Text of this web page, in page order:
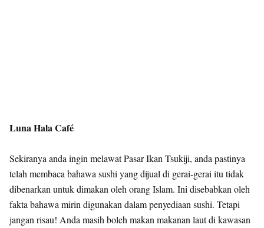
Luna Hala Café
Sekiranya anda ingin melawat Pasar Ikan Tsukiji, anda pastinya
telah membaca bahawa sushi yang dijual di gerai-gerai itu tidak
dibenarkan untuk dimakan oleh orang Islam. Ini disebabkan oleh
fakta bahawa mirin digunakan dalam penyediaan sushi. Tetapi
jangan risau! Anda masih boleh makan makanan laut di kawasan